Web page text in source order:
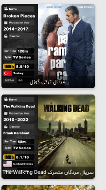
سریال ترکی گوزل
سریال مردگان متحرک The Walking Dead